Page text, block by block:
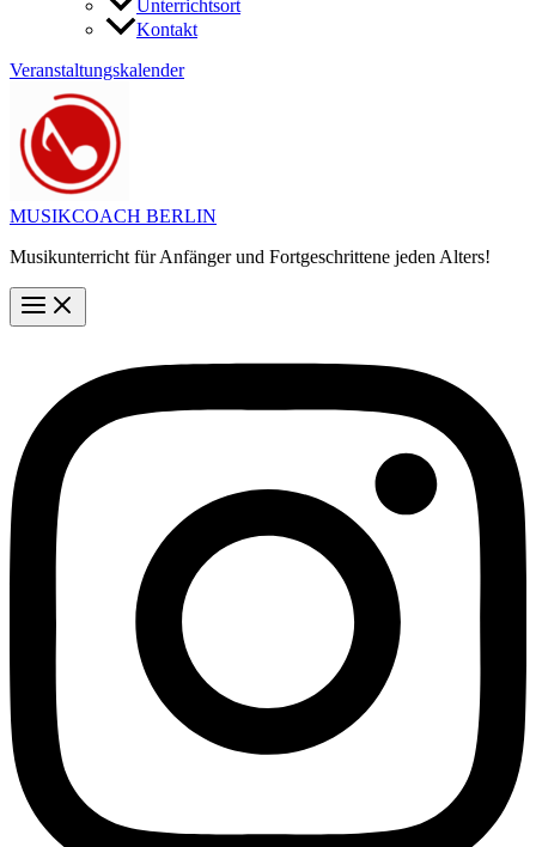
Unterrichtsort
Kontakt
Veranstaltungskalender
MUSIKCOACH BERLIN
Musikunterricht für Anfänger und Fortgeschrittene jeden Alters!